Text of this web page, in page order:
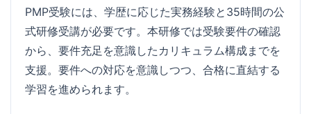
PMP受験には、学歴に応じた実務経験と35時間の公
式研修受講が必要です。本研修では受験要件の確認
から、要件充足を意識したカリキュラム構成までを
支援。要件への対応を意識しつつ、合格に直結する
学習を進められます。